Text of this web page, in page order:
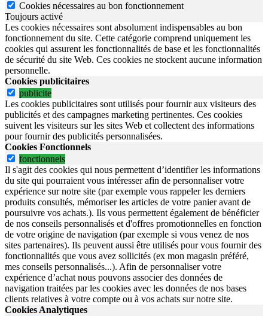
Cookies nécessaires au bon fonctionnement
Toujours activé
Les cookies nécessaires sont absolument indispensables au bon
fonctionnement du site. Cette catégorie comprend uniquement les
cookies qui assurent les fonctionnalités de base et les fonctionnalités
de sécurité du site Web. Ces cookies ne stockent aucune information
personnelle.
Cookies publicitaires
publicite
Les cookies publicitaires sont utilisés pour fournir aux visiteurs des
publicités et des campagnes marketing pertinentes. Ces cookies
suivent les visiteurs sur les sites Web et collectent des informations
pour fournir des publicités personnalisées.
Cookies Fonctionnels
fonctionnels
Il s'agit des cookies qui nous permettent d’identifier les informations
du site qui pourraient vous intéresser afin de personnaliser votre
expérience sur notre site (par exemple vous rappeler les derniers
produits consultés, mémoriser les articles de votre panier avant de
poursuivre vos achats.). Ils vous permettent également de bénéficier
de nos conseils personnalisés et d'offres promotionnelles en fonction
de votre origine de navigation (par exemple si vous venez de nos
sites partenaires). Ils peuvent aussi être utilisés pour vous fournir des
fonctionnalités que vous avez sollicités (ex mon magasin préféré,
mes conseils personnalisés...). Afin de personnaliser votre
expérience d’achat nous pouvons associer des données de
navigation traitées par les cookies avec les données de nos bases
clients relatives à votre compte ou à vos achats sur notre site.
Cookies Analytiques